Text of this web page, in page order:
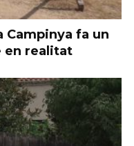
Campinya fa un
en realitat